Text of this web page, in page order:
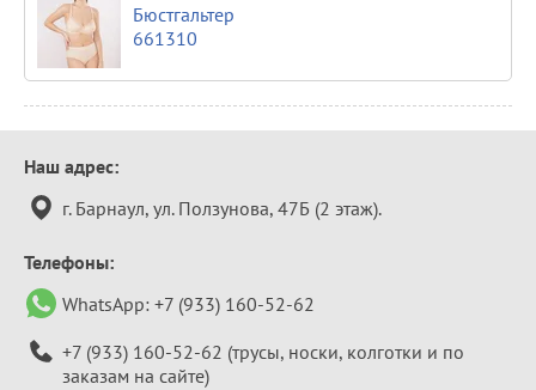
Бюстгальтер
661310
Контактная
информация
Наш адрес:
г. Барнаул, ул. Ползунова, 47Б (2 этаж).
Телефоны:
WhatsApp: +7 (933) 160-52-62
+7 (933) 160-52-62 (трусы, носки, колготки и по
заказам на сайте)